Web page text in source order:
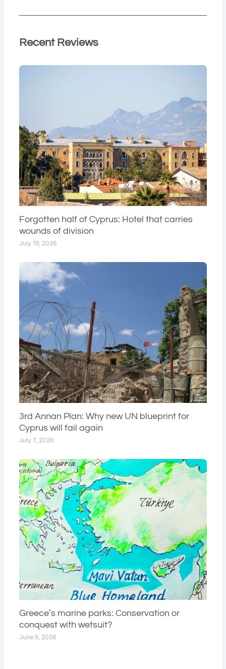
Recent Reviews
Forgotten half of Cyprus: Hotel that carries
wounds of division
July 19, 2026
3rd Annan Plan: Why new UN blueprint for
Cyprus will fail again
July 7, 2026
Greece’s marine parks: Conservation or
conquest with wetsuit?
June 5, 2026